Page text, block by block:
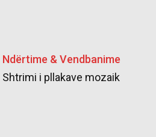
Ndërtime & Vendbanime
Shtrimi i pllakave mozaik